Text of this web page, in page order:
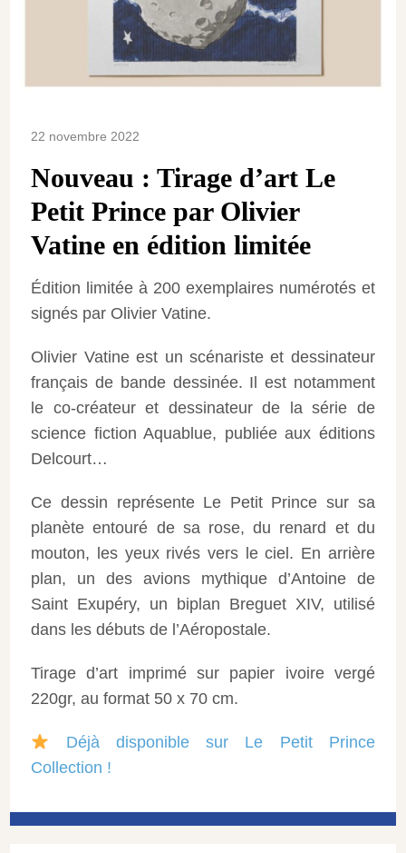
22 novembre 2022
Nouveau : Tirage d’art Le
Petit Prince par Olivier
Vatine en édition limitée
Édition limitée à 200 exemplaires numérotés et
signés par Olivier Vatine.
Olivier Vatine est un scénariste et dessinateur
français de bande dessinée. Il est notamment
le co-créateur et dessinateur de la série de
science fiction Aquablue, publiée aux éditions
Delcourt…
Ce dessin représente Le Petit Prince sur sa
planète entouré de sa rose, du renard et du
mouton, les yeux rivés vers le ciel. En arrière
plan, un des avions mythique d’Antoine de
Saint Exupéry, un biplan Breguet XIV, utilisé
dans les débuts de l’Aéropostale.
Tirage d’art imprimé sur papier ivoire vergé
220gr, au format 50 x 70 cm.
Déjà disponible sur Le Petit Prince
Collection !